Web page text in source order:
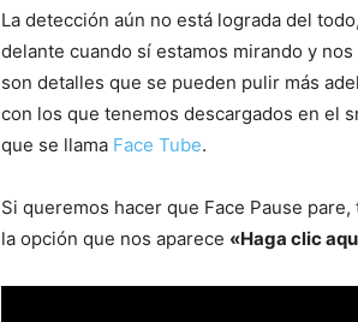
La detección aún no está lograda del
delante cuando sí estamos mirando y
son detalles que se pueden pulir más
con los que tenemos descargados en el
que se llama Face Tube.
Si queremos hacer que Face Pause
la opción que nos aparece «Haga clic